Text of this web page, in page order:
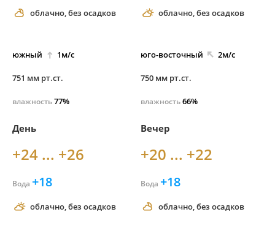
облачно, без осадков
южный 1м/с
751 мм рт.ст.
влажность77%
облачно, без осадков
юго-восточный 2м/с
750 мм рт.ст.
влажность66%
День
+24 ... +26
Вода +18
облачно, без осадков
Вечер
+20 ... +22
Вода +18
облачно, без осадков